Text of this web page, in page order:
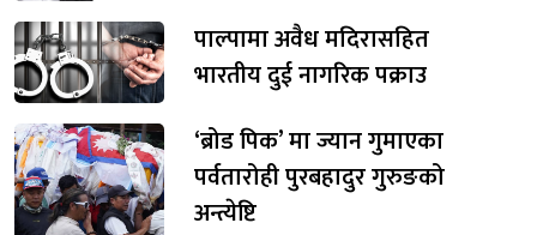
पाल्पामा अवैध मदिरासहित
भारतीय दुई नागरिक पक्राउ
‘ब्रोड पिक’ मा ज्यान गुमाएका
पर्वतारोही पुरबहादुर गुरुङको
अन्त्येष्टि